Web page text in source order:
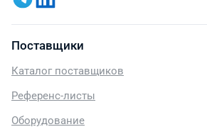
Поставщики
Каталог поставщиков
Референс-листы
Оборудование